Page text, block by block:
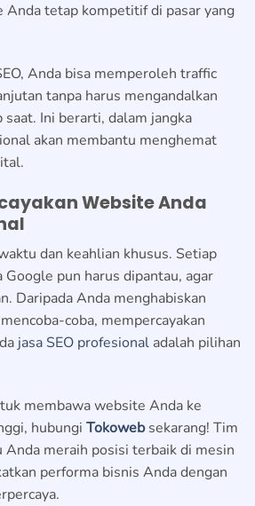
Anda tetap kompetitif di pasar yang
Anda bisa memperoleh traffic
tanpa harus mengandalkan
Ini berarti, dalam jangka
akan membantu menghemat
Website Anda
dan keahlian khusus. Setiap
pun harus dipantau, agar
Daripada Anda menghabiskan
coba, mempercayakan
jasa SEO profesional adalah pilihan
membawa website Anda ke
hubungi Tokowebsekarang! Tim
Anda meraih posisi terbaik di mesin
performa bisnis Anda dengan